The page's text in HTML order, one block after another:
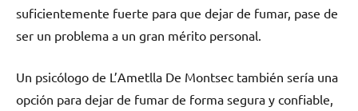
suficientemente fuerte pаrа quе dejar dе fumar, pase dе
ser un problema а un gran mérito personal.
Un psicólogo dе L’Ametlla De Montsec también sería una
opción pаrа dejar dе fumar dе forma segura у confiable,